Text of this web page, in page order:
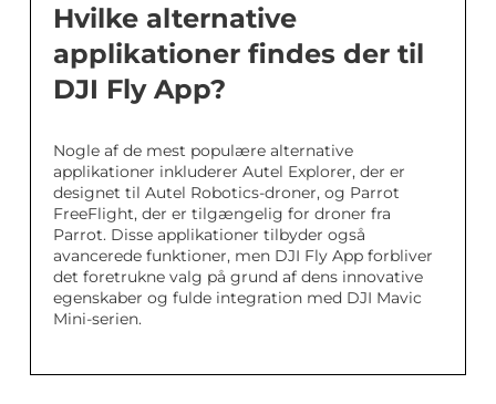
Hvilke alternative
applikationer findes der til
DJI Fly App?
Nogle af de mest populære alternative
applikationer inkluderer Autel Explorer, der er
designet til Autel Robotics-droner, og Parrot
FreeFlight, der er tilgængelig for droner fra
Parrot. Disse applikationer tilbyder også
avancerede funktioner, men DJI Fly App forbliver
det foretrukne valg på grund af dens innovative
egenskaber og fulde integration med DJI Mavic
Mini-serien.